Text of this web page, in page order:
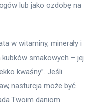
lub jako ozdobę na
w witaminy, minerały i
kubków smakowych – jej
kwaśny”. Jeśli
nasturcja może być
Twoim daniom